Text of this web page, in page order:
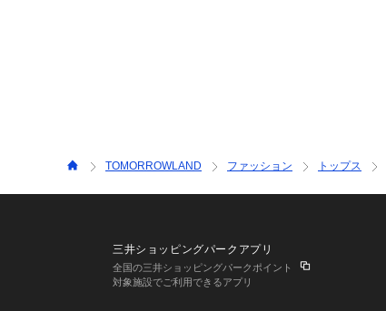
TOMORROWLAND ファッション トップス
三井ショッピングパークアプリ
全国の三井ショッピングパークポイント
対象施設でご利用できるアプリ